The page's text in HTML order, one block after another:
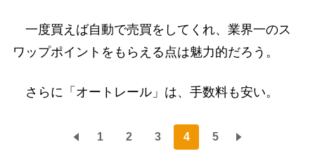
一度買えば自動で売買をしてくれ、業界一のス
ワップポイントをもらえる点は魅力的だろう。
さらに「オートレール」は、手数料も安い。
1 2 3 4 5